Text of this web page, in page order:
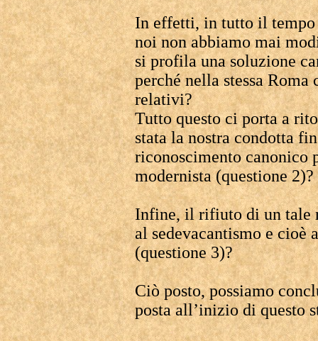
In effetti, in tutto il tempo
noi non abbiamo mai
si profila una soluzione
perché nella stessa
relativi?
Tutto questo ci porta a
stata la nostra condotta
riconoscimento canonico
modernista (questione 2)?
Infine, il rifiuto di un tale
al sedevacantismo e cioè
(questione 3)?
Ciò posto, possiamo
posta all’inizio di questo